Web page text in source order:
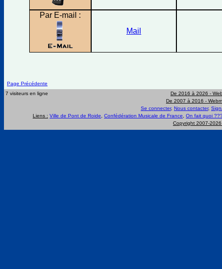
Par E-mail :
Mail
Page Précédente
7 visiteurs en ligne
De 2016 à 2026 -
De 2007 à 2016 -
Se connecter, Nous contacter,
Liens : Ville de Pont de Roide Confédération Musicale de France
On fait quoi
Copyright 2007-